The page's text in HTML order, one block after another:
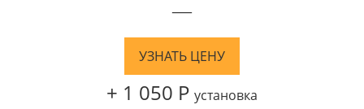
—
УЗНАТЬ ЦЕНУ
+ 1 050 Р установка